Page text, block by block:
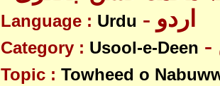
Language : Urdu - اردو
Category : Usool-e-Deen
Topic : Towheed o